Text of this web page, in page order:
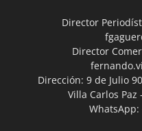
Director
Director
Dirección: 9 de Julio
Villa Carlos
WhatsApp: